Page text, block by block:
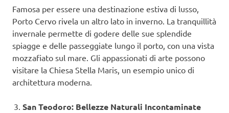
Famosa per essere una destinazione estiva di lusso,
Porto Cervo rivela un altro lato in inverno. La tranquillità
invernale permette di godere delle sue splendide
spiagge e delle passeggiate lungo il porto, con una vista
mozzafiato sul mare. Gli appassionati di arte possono
visitare la Chiesa Stella Maris, un esempio unico di
architettura moderna.
San Teodoro: Bellezze Naturali Incontaminate